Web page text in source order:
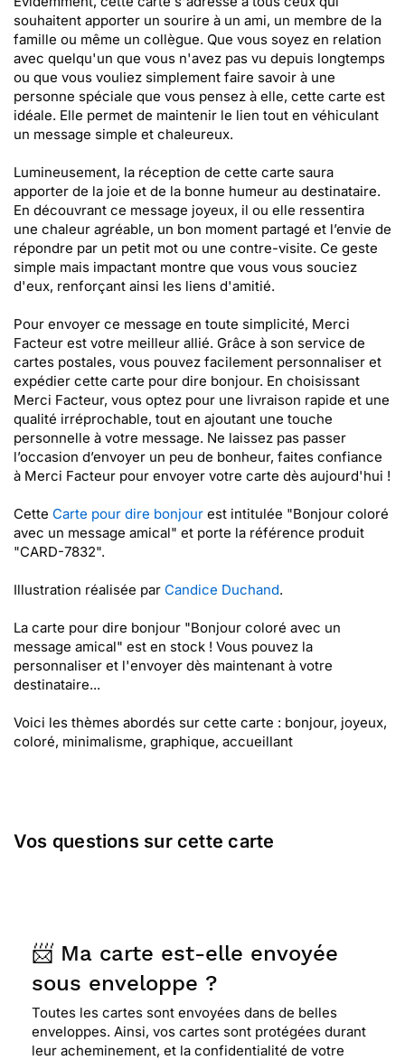
souhaitent apporter un sourire à un ami, un membre de la
famille ou même un collègue. Que vous soyez en relation
avec quelqu'un que vous n'avez pas vu depuis longtemps
ou que vous vouliez simplement faire savoir à une
personne spéciale que vous pensez à elle, cette carte est
idéale. Elle permet de maintenir le lien tout en véhiculant
un message simple et chaleureux.
Lumineusement, la réception de cette carte saura
apporter de la joie et de la bonne humeur au destinataire.
En découvrant ce message joyeux, il ou elle ressentira
une chaleur agréable, un bon moment partagé et l’envie de
répondre par un petit mot ou une contre-visite. Ce geste
simple mais impactant montre que vous vous souciez
d'eux, renforçant ainsi les liens d'amitié.
Pour envoyer ce message en toute simplicité, Merci
Facteur est votre meilleur allié. Grâce à son service de
cartes postales, vous pouvez facilement personnaliser et
expédier cette carte pour dire bonjour. En choisissant
Merci Facteur, vous optez pour une livraison rapide et une
qualité irréprochable, tout en ajoutant une touche
personnelle à votre message. Ne laissez pas passer
l’occasion d’envoyer un peu de bonheur, faites confiance
à Merci Facteur pour envoyer votre carte dès aujourd'hui !
Cette Carte pour dire bonjour est intitulée "Bonjour coloré
avec un message amical" et porte la référence produit
"CARD-7832".
Illustration réalisée par Candice Duchand.
La carte pour dire bonjour "Bonjour coloré avec un
message amical" est en stock ! Vous pouvez la
personnaliser et l'envoyer dès maintenant à votre
destinataire...
Voici les thèmes abordés sur cette carte : bonjour, joyeux,
coloré, minimalisme, graphique, accueillant
Vos questions sur cette carte
📨 Ma carte est-elle envoyée
sous enveloppe ?
Toutes les cartes sont envoyées dans de belles
enveloppes. Ainsi, vos cartes sont protégées durant
leur acheminement, et la confidentialité de votre